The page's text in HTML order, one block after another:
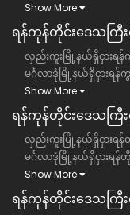
Show More
ရန်ကုန်တိုင်းဒေသကြီး​​
လှည်းကူးမြို့နယ်ရှိငှားရန်ကွ
မင်္ဂလာဒုံမြို့နယ်ရှိငှားရန်ကွ
Show More
ရန်ကုန်တိုင်းဒေသကြီး​​
လှည်းကူးမြို့နယ်ရှိငှားရန်တို
မင်္ဂလာဒုံမြို့နယ်ရှိငှားရန်တို
Show More
ရန်ကုန်တိုင်းဒေသကြီး​​ရှိ